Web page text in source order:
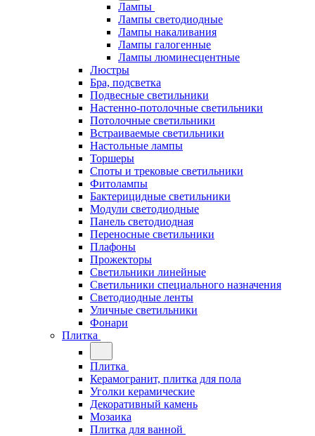
Лампы
Лампы светодиодные
Лампы накаливания
Лампы галогенные
Лампы люминесцентные
Люстры
Бра, подсветка
Подвесные светильники
Настенно-потолочные светильники
Потолочные светильники
Встраиваемые светильники
Настольные лампы
Торшеры
Споты и трековые светильники
Фитолампы
Бактерицидные светильники
Модули светодиодные
Панель светодиодная
Переносные светильники
Плафоны
Прожекторы
Светильники линейные
Светильники специального назначения
Светодиодные ленты
Уличные светильники
Фонари
Плитка
Плитка
Керамогранит, плитка для пола
Уголки керамические
Декоративный камень
Мозаика
Плитка для ванной